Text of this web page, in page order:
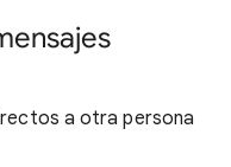
a otra persona